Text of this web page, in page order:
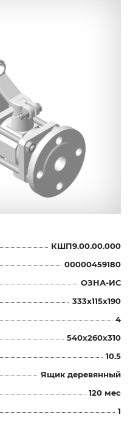
КШП9.00.00.000
00000459180
ОЗНА-ИС
333x115x190
4
540x260x310
10.5
Ящик деревянный
120 мес
1